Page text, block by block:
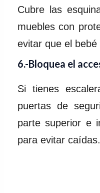
Cubre las
muebles con
evitar que el
6.-Bloquea el
Si tienes
puertas de
parte superior e
para evitar caídas.